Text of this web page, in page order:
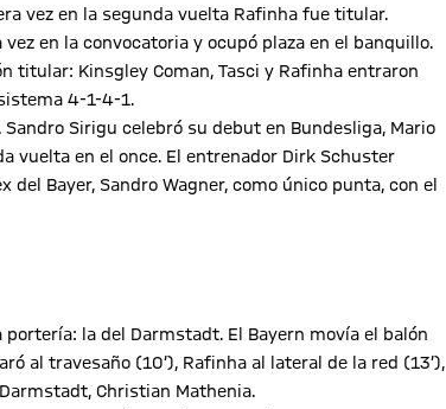
vez en la segunda vuelta Rafinha fue titular.
en la convocatoria y ocupó plaza en el banquillo.
titular: Kinsgley Coman, Tasci y Rafinha entraron
4-1-4-1.
Sirigu celebró su debut en Bundesliga, Mario
vuelta en el once. El entrenador Dirk Schuster
Bayer, Sandro Wagner, como único punta, con el
la del Darmstadt. El Bayern movía el balón
al travesaño (10’), Rafinha al lateral de la red (13’),
Christian Mathenia.